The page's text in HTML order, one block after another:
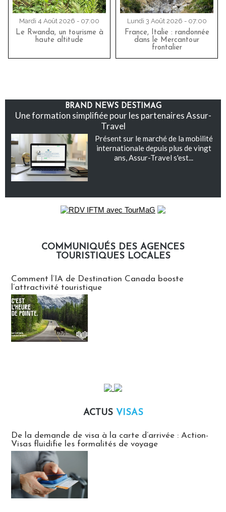
Mardi 4 Août 2026 - 07:00
Le Rwanda, un tourisme à
haute altitude
Lundi 3 Août 2026 - 07:00
France, Italie : randonnée
dans le Mercantour
frontalier
BRAND NEWS DESTIMAG
Une formation simplifiée pour les partenaires Assur-
Travel
Présent sur le marché de la mobilité
internationale depuis plus de vingt
ans, Assur-Travel s'est...
COMMUNIQUÉS DES AGENCES
TOURISTIQUES LOCALES
Comment l’IA de Destination Canada booste
l’attractivité touristique
ACTUS VISAS
De la demande de visa à la carte d’arrivée : Action-
Visas fluidifie les formalités de voyage